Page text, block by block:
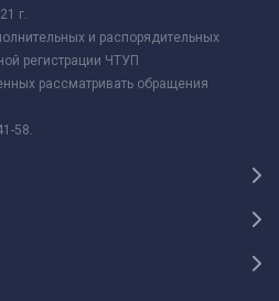
г.
и распорядительных
регистрации ЧТУП
рассматривать обращения
58.